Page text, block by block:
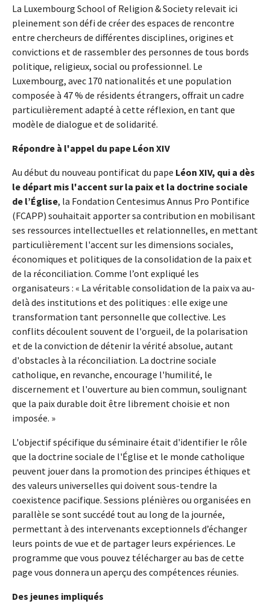
La Luxembourg School of Religion & Society relevait ici
pleinement son défi de créer des espaces de rencontre
entre chercheurs de différentes disciplines, origines et
convictions et de rassembler des personnes de tous bords
politique, religieux, social ou professionnel. Le
Luxembourg, avec 170 nationalités et une population
composée à 47 % de résidents étrangers, offrait un cadre
particulièrement adapté à cette réflexion, en tant que
modèle de dialogue et de solidarité.
Répondre à l'appel du pape Léon XIV
Au début du nouveau pontificat du pape Léon XIV, qui a dès
le départ mis l'accent sur la paix et la doctrine sociale
de l’Église, la Fondation Centesimus Annus Pro Pontifice
(FCAPP) souhaitait apporter sa contribution en mobilisant
ses ressources intellectuelles et relationnelles, en mettant
particulièrement l'accent sur les dimensions sociales,
économiques et politiques de la consolidation de la paix et
de la réconciliation. Comme l’ont expliqué les
organisateurs : « La véritable consolidation de la paix va au-
delà des institutions et des politiques : elle exige une
transformation tant personnelle que collective. Les
conflits découlent souvent de l'orgueil, de la polarisation
et de la conviction de détenir la vérité absolue, autant
d'obstacles à la réconciliation. La doctrine sociale
catholique, en revanche, encourage l'humilité, le
discernement et l'ouverture au bien commun, soulignant
que la paix durable doit être librement choisie et non
imposée. »
L'objectif spécifique du séminaire était d'identifier le rôle
que la doctrine sociale de l'Église et le monde catholique
peuvent jouer dans la promotion des principes éthiques et
des valeurs universelles qui doivent sous-tendre la
coexistence pacifique. Sessions plénières ou organisées en
parallèle se sont succédé tout au long de la journée,
permettant à des intervenants exceptionnels d’échanger
leurs points de vue et de partager leurs expériences. Le
programme que vous pouvez télécharger au bas de cette
page vous donnera un aperçu des compétences réunies.
Des jeunes impliqués